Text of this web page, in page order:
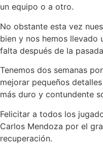
un equipo o a otro.
No obstante esta vez
bien y nos hemos llevado
falta después de la
Tenemos dos semanas
mejorar pequeños
más duro y contundente
Felicitar a todos los
Carlos Mendoza por el
recuperación.